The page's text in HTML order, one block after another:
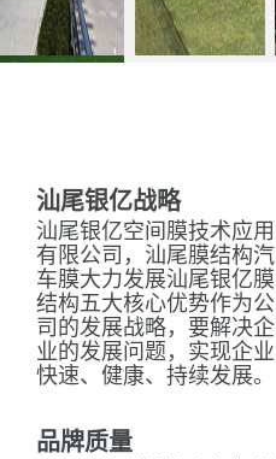
汕尾银亿战略
汕尾银亿空间膜技术应用
有限公司，汕尾膜结构汽
车膜大力发展汕尾银亿膜
结构五大核心优势作为公
司的发展战略，要解决企
业的发展问题，实现企业
快速、健康、持续发展。
品牌质量